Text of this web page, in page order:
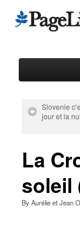
Photos
Photos
Thank you !
Slovenie
jour et la
La
soleil
ByAurélie et Jean